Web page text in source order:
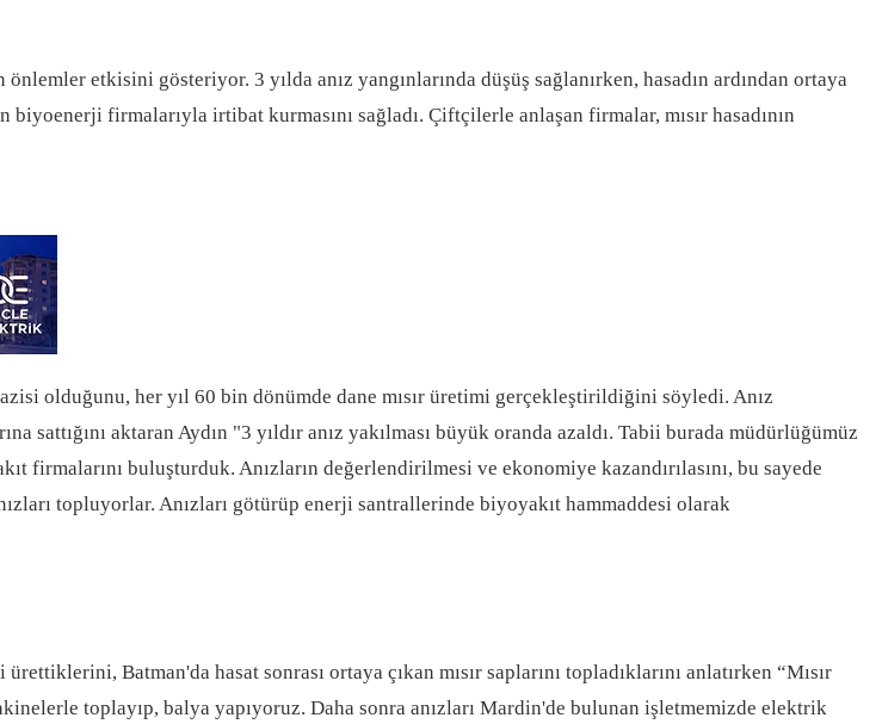
etkisini gösteriyor. 3 yılda anız yangınlarında düşüş sağlanırken, hasadın ardından ortaya
firmalarıyla irtibat kurmasını sağladı. Çiftçilerle anlaşan firmalar, mısır hasadının
olduğunu, her yıl 60 bin dönümde dane mısır üretimi gerçekleştirildiğini söyledi. Anız
sattığını aktaran Aydın "3 yıldır anız yakılması büyük oranda azaldı. Tabii burada müdürlüğümüz
buluşturduk. Anızların değerlendirilmesi ve ekonomiye kazandırılasını, bu sayede
topluyorlar. Anızları götürüp enerji santrallerinde biyoyakıt hammaddesi olarak
Batman'da hasat sonrası ortaya çıkan mısır saplarını topladıklarını anlatırken “Mısır
toplayıp, balya yapıyoruz. Daha sonra anızları Mardin'de bulunan işletmemizde elektrik